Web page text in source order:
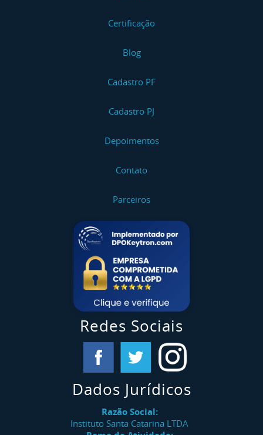
Certificação
Blog
Cadastro PF
Cadastro PJ
Depoimentos
Contato
Parceiros
Redes Sociais
Dados Jurídicos
Razão Social:
Instituto Santa Catarina LTDA